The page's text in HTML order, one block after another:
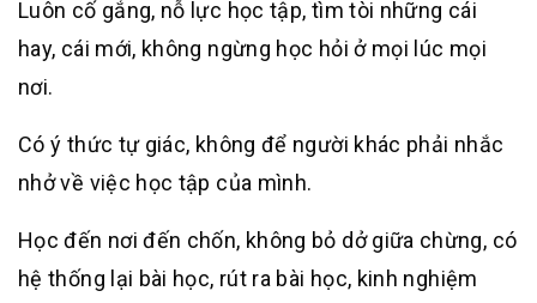
Luôn cố gắng, nỗ lực học tập, tìm tòi những cái
hay, cái mới, không ngừng học hỏi ở mọi lúc mọi
nơi.
Có ý thức tự giác, không để người khác phải nhắc
nhở về việc học tập của mình.
Học đến nơi đến chốn, không bỏ dở giữa chừng, có
hệ thống lại bài học, rút ra bài học, kinh nghiệm